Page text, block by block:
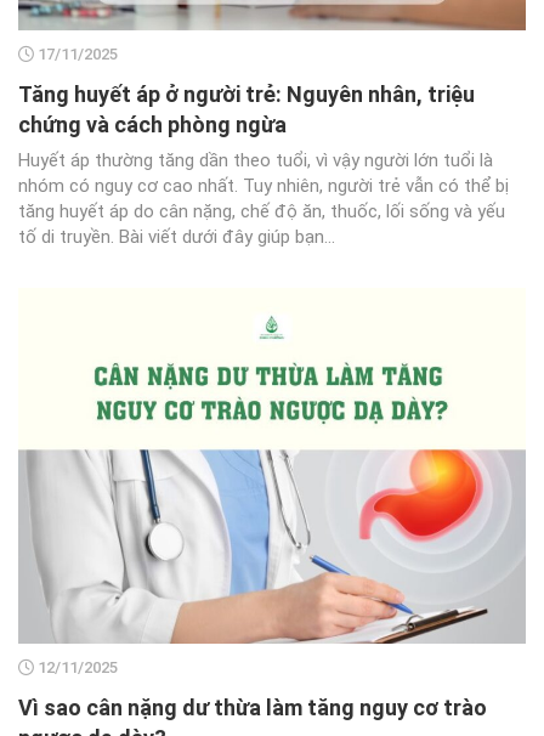
17/11/2025
Tăng huyết áp ở người trẻ: Nguyên nhân, triệu
chứng và cách phòng ngừa
Huyết áp thường tăng dần theo tuổi, vì vậy người lớn tuổi là
nhóm có nguy cơ cao nhất. Tuy nhiên, người trẻ vẫn có thể bị
tăng huyết áp do cân nặng, chế độ ăn, thuốc, lối sống và yếu
tố di truyền. Bài viết dưới đây giúp bạn...
12/11/2025
Vì sao cân nặng dư thừa làm tăng nguy cơ trào